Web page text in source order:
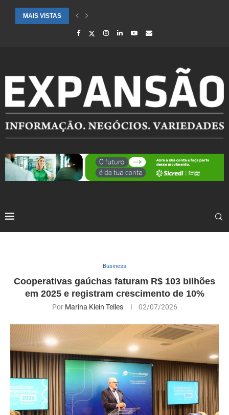
MAIS VISTAS
SAÚDE ALERTA PARA AUMENTO DE CASOS DE SÍNDROME GRIPAL
Business
Cooperativas gaúchas faturam R$ 103 bilhões
em 2025 e registram crescimento de 10%
Por Marina Klein Telles 02/07/2026